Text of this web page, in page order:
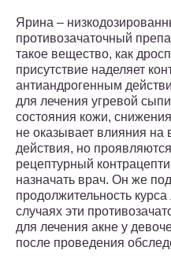
Ярина –
противозачаточный
такое вещество, как
присутствие наделяет
антиандрогенным
для лечения угревой
состояния кожи,
не оказывает влияния на
действия, но
рецептурный
назначать врач. Он же
продолжительность
случаях эти
для лечения акне у
после проведения